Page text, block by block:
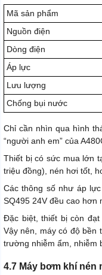
Mã sản phẩm
Nguồn điện
Dòng điện
Áp lực
Lưu lượng
Chống bụi nước
Chỉ cần nhìn qua hình
“người anh em” của
Thiết bị có sức mua lớn
triệu đồng), nén hơi tốt,
Các thông số như áp
SQ495 24V đều cao hơn
Đặc biệt, thiết bị còn đạt
Vậy nên, máy có độ bền
trường nhiễm ẩm, nhiễm
4.7 Máy bơm khí nén